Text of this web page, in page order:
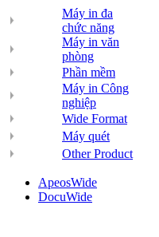
Máy in đa
chức năng
Máy in văn
phòng
Phần mềm
Máy in Công
nghiệp
Wide Format
Máy quét
Other Product
ApeosWide
DocuWide